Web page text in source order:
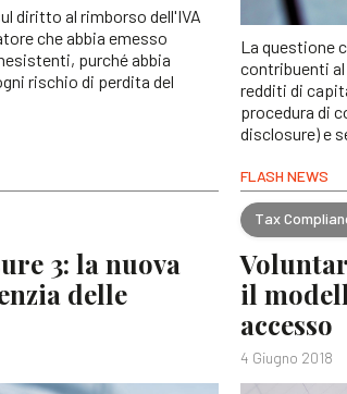
diritto al rimborso dell'IVA
che abbia emesso
purché abbia
rischio di perdita del
La questione
contribuenti
redditi di
procedura di
disclosure) e
3: la nuova
delle
FLASH NEWS
Tax
il
accesso
4 Giugno 2018